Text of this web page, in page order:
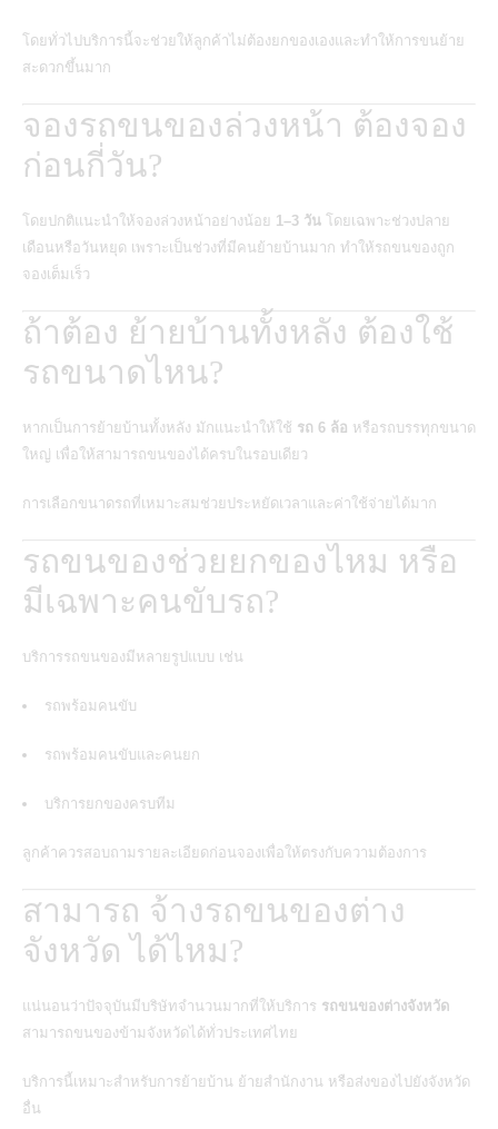
โดยทั่วไปบริการนี้จะช่วยให้ลูกค้าไม่ต้องยกของเองและทำให้การขนย้าย
สะดวกขึ้นมาก
จองรถขนของล่วงหน้า ต้องจอง
ก่อนกี่วัน?
โดยปกติแนะนำให้จองล่วงหน้าอย่างน้อย 1–3 วัน โดยเฉพาะช่วงปลาย
เดือนหรือวันหยุด เพราะเป็นช่วงที่มีคนย้ายบ้านมาก ทำให้รถขนของถูก
จองเต็มเร็ว
ถ้าต้อง ย้ายบ้านทั้งหลัง ต้องใช้
รถขนาดไหน?
หากเป็นการย้ายบ้านทั้งหลัง มักแนะนำให้ใช้ รถ 6 ล้อ หรือรถบรรทุกขนาด
ใหญ่ เพื่อให้สามารถขนของได้ครบในรอบเดียว
การเลือกขนาดรถที่เหมาะสมช่วยประหยัดเวลาและค่าใช้จ่ายได้มาก
รถขนของช่วยยกของไหม หรือ
มีเฉพาะคนขับรถ?
บริการรถขนของมีหลายรูปแบบ เช่น
รถพร้อมคนขับ
รถพร้อมคนขับและคนยก
บริการยกของครบทีม
ลูกค้าควรสอบถามรายละเอียดก่อนจองเพื่อให้ตรงกับความต้องการ
สามารถ จ้างรถขนของต่าง
จังหวัด ได้ไหม?
แน่นอนว่าปัจจุบันมีบริษัทจำนวนมากที่ให้บริการ รถขนของต่างจังหวัด
สามารถขนของข้ามจังหวัดได้ทั่วประเทศไทย
บริการนี้เหมาะสำหรับการย้ายบ้าน ย้ายสำนักงาน หรือส่งของไปยังจังหวัด
อื่น